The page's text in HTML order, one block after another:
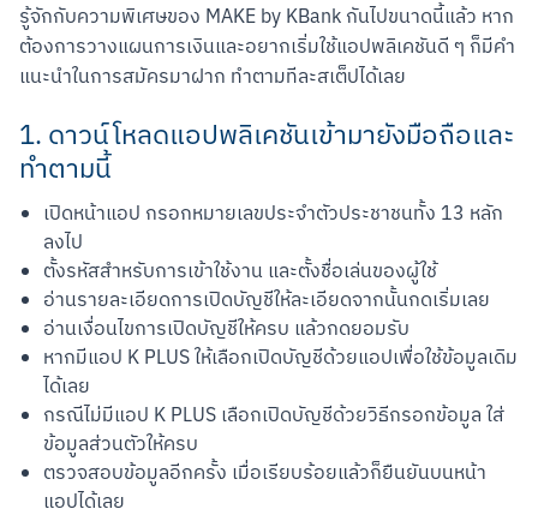
รู้จักกับความพิเศษของ MAKE by KBank กันไปขนาดนี้แล้ว หาก
ต้องการวางแผนการเงินและอยากเริ่มใช้แอปพลิเคชันดี ๆ ก็มีคำ
แนะนำในการสมัครมาฝาก ทำตามทีละสเต็ปได้เลย
1. ดาวน์โหลดแอปพลิเคชันเข้ามายังมือถือและ
ทำตามนี้
เปิดหน้าแอป กรอกหมายเลขประจำตัวประชาชนทั้ง 13 หลัก
ลงไป
ตั้งรหัสสำหรับการเข้าใช้งาน และตั้งชื่อเล่นของผู้ใช้
อ่านรายละเอียดการเปิดบัญชีให้ละเอียดจากนั้นกดเริ่มเลย
อ่านเงื่อนไขการเปิดบัญชีให้ครบ แล้วกดยอมรับ
หากมีแอป K PLUS ให้เลือกเปิดบัญชีด้วยแอปเพื่อใช้ข้อมูลเดิม
ได้เลย
กรณีไม่มีแอป K PLUS เลือกเปิดบัญชีด้วยวิธีกรอกข้อมูล ใส่
ข้อมูลส่วนตัวให้ครบ
ตรวจสอบข้อมูลอีกครั้ง เมื่อเรียบร้อยแล้วก็ยืนยันบนหน้า
แอปได้เลย